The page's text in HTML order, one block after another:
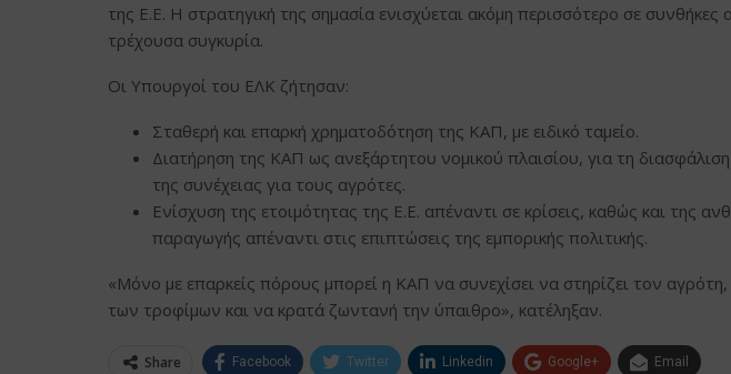
της Ε.Ε. Η στρατηγική της σημασία ενισχύεται ακόμη περισσότερο σε
τρέχουσα συγκυρία.
Οι Υπουργοί του ΕΛΚ ζήτησαν:
Σταθερή και επαρκή χρηματοδότηση της ΚΑΠ, με ειδικό ταμείο.
Διατήρηση της ΚΑΠ ως ανεξάρτητου νομικού πλαισίου, για τη
της συνέχειας για τους αγρότες.
Ενίσχυση της ετοιμότητας της Ε.Ε. απέναντι σε κρίσεις, καθώς και της
παραγωγής απέναντι στις επιπτώσεις της εμπορικής πολιτικής.
«Μόνο με επαρκείς πόρους μπορεί η ΚΑΠ να συνεχίσει να στηρίζει τον
των τροφίμων και να κρατά ζωντανή την ύπαιθρο», κατέληξαν.
Share Facebook Twitter Linkedin Google+ Email